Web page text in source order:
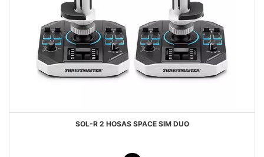
SOL-R 2 HOSAS SPACE SIM DUO